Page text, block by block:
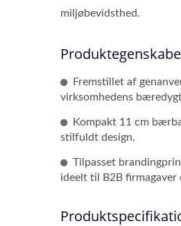
miljøbevidsthed.
Fremstillet af
virksomhedens
Kompakt 11 cm
stilfuldt design.
Tilpasset
ideelt til B2B firmagaver